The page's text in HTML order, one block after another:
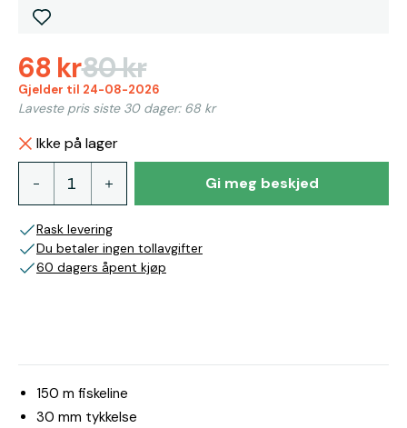
68 kr80 kr
Gjelder til 24-08-2026
Laveste pris siste 30 dager: 68 kr
Ikke på lager
Gi meg beskjed
Rask levering
Du betaler ingen tollavgifter
60 dagers åpent kjøp
150 m fiskeline
30 mm tykkelse